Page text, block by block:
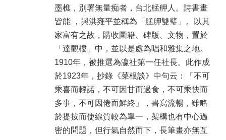
墨樵，別署無量痴者，台北艋舺人。詩書畫
皆能 ，與洪雍平並稱為「艋舺雙璧」。以其
家富有之故，購收圖籍、碑版、文物，置於
「達觀樓」中，並以是處為唱和雅集之地。
1910年，被推選為瀛社第一任社長。此作成
於1923年，抄錄《菜根談》中句云：「不可
乘喜而輕諾，不可因甘而過食，不可乘快而
多事，不可因倦而鮮終」，書寫流暢，雖略
於提按而使線質較為單一，架構也有中心過
密的問題，但行氣自然而下，長筆畫亦無互